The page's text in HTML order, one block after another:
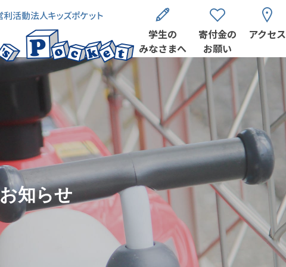
学生の
みなさまへ
寄付金の
お願い
アクセス
お知らせ